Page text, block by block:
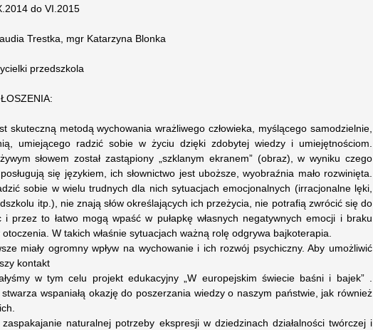
do VI.2015
Trestka, mgr Katarzyna Blonka
przedszkola
skuteczną metodą wychowania wrażliwego człowieka, myślącego samodzielnie,
umiejącego radzić sobie w życiu dzięki zdobytej wiedzy i umiejętnościom.
słowem został zastąpiony „szklanym ekranem” (obraz), w wyniku czego
się językiem, ich słownictwo jest uboższe, wyobraźnia mało rozwinięta.
sobie w wielu trudnych dla nich sytuacjach emocjonalnych (irracjonalne lęki,
itp.), nie znają słów określających ich przeżycia, nie potrafią zwrócić się do
i przez to łatwo mogą wpaść w pułapkę własnych negatywnych emocji i braku
W takich właśnie sytuacjach ważną rolę odgrywa bajkoterapia.
miały ogromny wpływ na wychowanie i ich rozwój psychiczny. Aby umożliwić
kontakt
w tym celu projekt edukacyjny „W europejskim świecie baśni i bajek” .
wspaniałą okazję do poszerzania wiedzy o naszym państwie, jak również
naturalnej potrzeby ekspresji w dziedzinach działalności twórczej i